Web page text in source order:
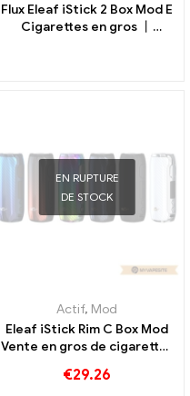
Flux Eleaf iStick 2 Box Mod E
Cigarettes en gros 丨
EN RUPTURE
DE STOCK
Actif, Mod
Eleaf iStick Rim C Box Mod
Vente en gros de cigarettes
Personnalisée
€29.26